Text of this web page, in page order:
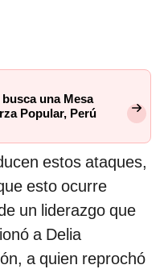
una Mesa
Popular, Perú
estos ataques,
esto ocurre
un liderazgo que
a Delia
a quien reprochó